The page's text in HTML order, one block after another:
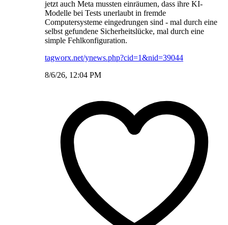
jetzt auch Meta mussten einräumen, dass ihre KI-
Modelle bei Tests unerlaubt in fremde
Computersysteme eingedrungen sind - mal durch eine
selbst gefundene Sicherheitslücke, mal durch eine
simple Fehlkonfiguration.
tagworx.net/ynews.php?cid=1&nid=39044
8/6/26, 12:04 PM